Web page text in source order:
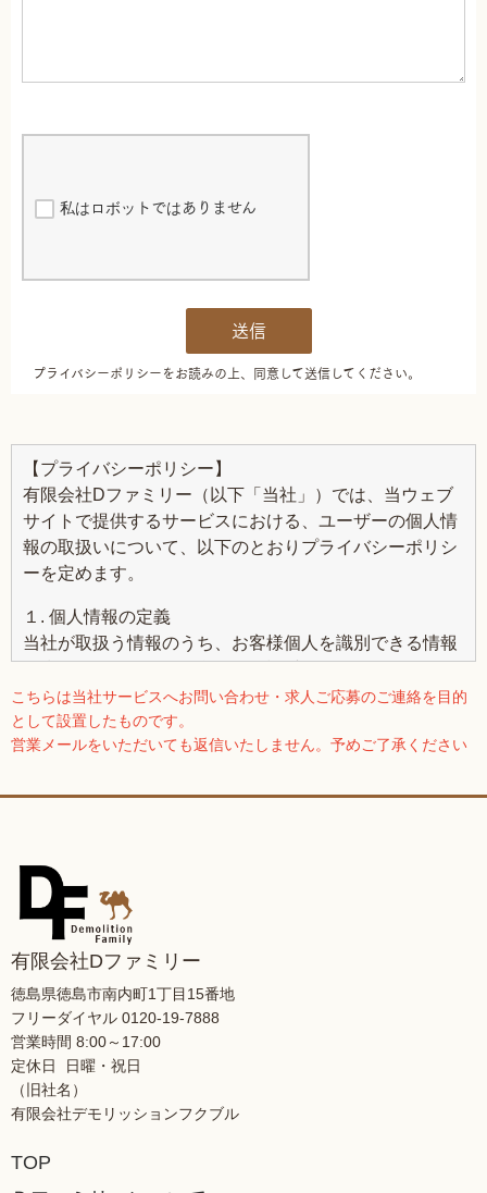
【プライバシーポリシー】
有限会社Dファミリー（以下「当社」）では、当ウェブ
サイトで提供するサービスにおける、ユーザーの個人情
報の取扱いについて、以下のとおりプライバシーポリシ
ーを定めます。
１. 個人情報の定義
当社が取扱う情報のうち、お客様個人を識別できる情報
ス、お問い合わせ内容等、お客様個人を特定・識別でき
る情報をいいます。
当社は、適法かつ公正な手段により、個人情報を取得い
当社が取得した個人情報は、以下の目的で利用いたしま
す。
（1）当社サービスの提供および運営のため
（2）お問い合わせへの回答やご依頼内容の確認、なら
びに本人確認のため
（3）必要に応じて、サービスに関連するご案内やお知
らせをお届けするため
（4）個人を特定できない形式に加工した統計データを
作成・活用するため
（5）サービスや業務の改善に役立てるため
ため
こちらは当社サービスへお問い合わせ・求人ご応募のご連絡を目的
として設置したものです。
営業メールをいただいても返信いたしません。予めご了承ください
有限会社Dファミリー
徳島県徳島市南内町1丁目15番地
フリーダイヤル 0120-19-7888
営業時間 8:00～17:00
定休日 日曜・祝日
（旧社名）
有限会社デモリッションフクブル
TOP